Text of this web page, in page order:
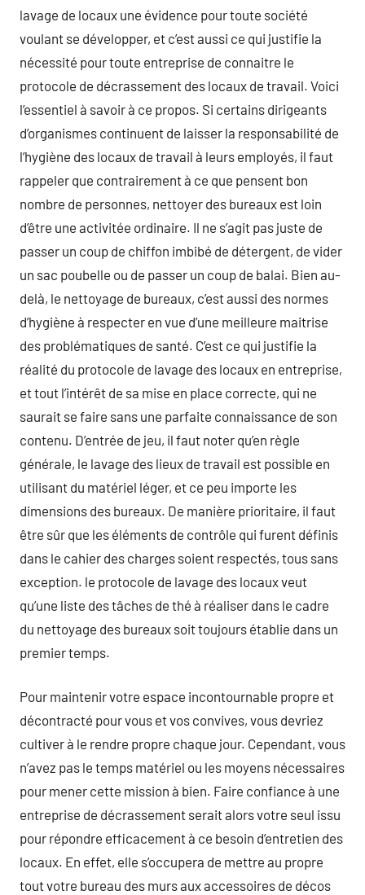
lavage de locaux une évidence pour toute société
voulant se développer, et c’est aussi ce qui justifie la
nécessité pour toute entreprise de connaitre le
protocole de décrassement des locaux de travail. Voici
l’essentiel à savoir à ce propos. Si certains dirigeants
d’organismes continuent de laisser la responsabilité de
l’hygiène des locaux de travail à leurs employés, il faut
rappeler que contrairement à ce que pensent bon
nombre de personnes, nettoyer des bureaux est loin
d’être une activitée ordinaire. Il ne s’agit pas juste de
passer un coup de chiffon imbibé de détergent, de vider
un sac poubelle ou de passer un coup de balai. Bien au-
delà, le nettoyage de bureaux, c’est aussi des normes
d’hygiène à respecter en vue d’une meilleure maitrise
des problématiques de santé. C’est ce qui justifie la
réalité du protocole de lavage des locaux en entreprise,
et tout l’intérêt de sa mise en place correcte, qui ne
saurait se faire sans une parfaite connaissance de son
contenu. D’entrée de jeu, il faut noter qu’en règle
générale, le lavage des lieux de travail est possible en
utilisant du matériel léger, et ce peu importe les
dimensions des bureaux. De manière prioritaire, il faut
être sûr que les éléments de contrôle qui furent définis
dans le cahier des charges soient respectés, tous sans
exception. le protocole de lavage des locaux veut
qu’une liste des tâches de thé à réaliser dans le cadre
du nettoyage des bureaux soit toujours établie dans un
premier temps.
Pour maintenir votre espace incontournable propre et
décontracté pour vous et vos convives, vous devriez
cultiver à le rendre propre chaque jour. Cependant, vous
n’avez pas le temps matériel ou les moyens nécessaires
pour mener cette mission à bien. Faire confiance à une
entreprise de décrassement serait alors votre seul issu
pour répondre efficacement à ce besoin d’entretien des
locaux. En effet, elle s’occupera de mettre au propre
tout votre bureau des murs aux accessoires de décos